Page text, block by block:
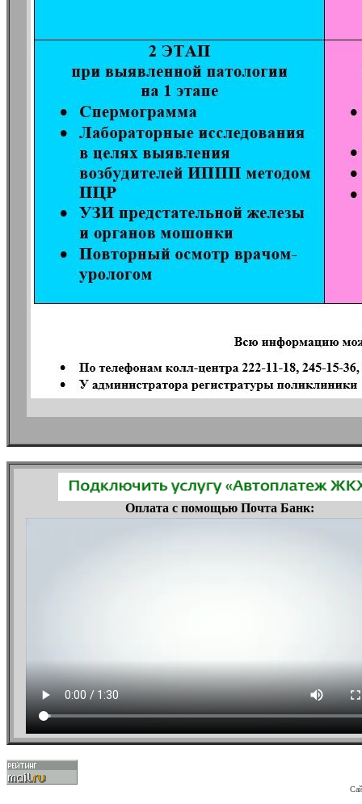
Оплата с помощью Почта Банк: